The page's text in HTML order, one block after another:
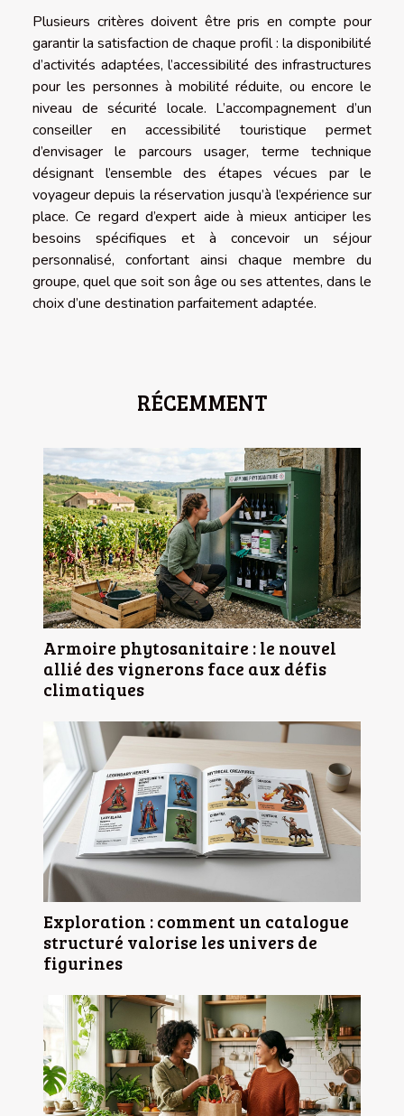
Plusieurs critères doivent être pris en compte pour
garantir la satisfaction de chaque profil : la disponibilité
d’activités adaptées, l’accessibilité des infrastructures
pour les personnes à mobilité réduite, ou encore le
niveau de sécurité locale. L’accompagnement d’un
conseiller en accessibilité touristique permet
d’envisager le parcours usager, terme technique
désignant l’ensemble des étapes vécues par le
voyageur depuis la réservation jusqu’à l’expérience sur
place. Ce regard d’expert aide à mieux anticiper les
besoins spécifiques et à concevoir un séjour
personnalisé, confortant ainsi chaque membre du
groupe, quel que soit son âge ou ses attentes, dans le
choix d’une destination parfaitement adaptée.
RÉCEMMENT
Armoire phytosanitaire : le nouvel
allié des vignerons face aux défis
climatiques
Exploration : comment un catalogue
structuré valorise les univers de
figurines